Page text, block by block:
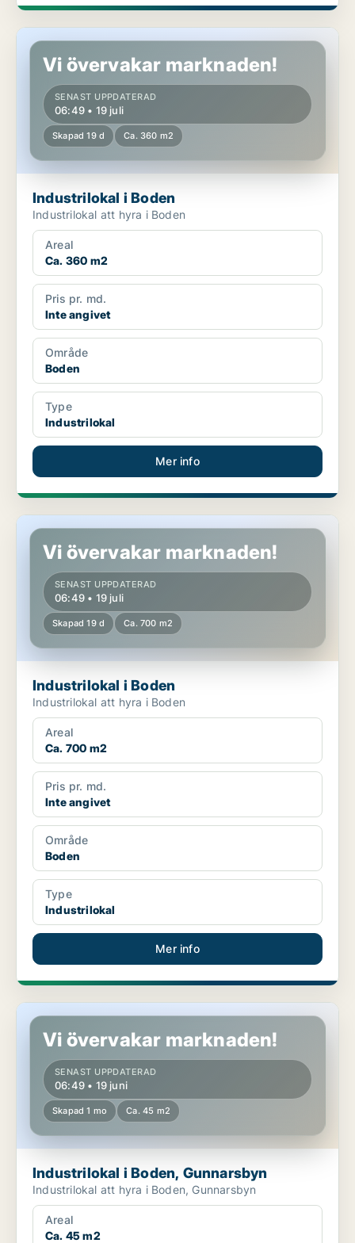
Industrilokal i Boden
Vi övervakar marknaden!
SENAST UPPDATERAD
06:49 • 19 juli
Skapad 19 d Ca. 360 m2
Industrilokal i Boden
Industrilokal att hyra i Boden
Areal
Ca. 360 m2
Pris pr. md.
Inte angivet
Område
Boden
Type
Industrilokal
Mer info
Industrilokal i Boden
Vi övervakar marknaden!
SENAST UPPDATERAD
06:49 • 19 juli
Skapad 19 d Ca. 700 m2
Industrilokal i Boden
Industrilokal att hyra i Boden
Areal
Ca. 700 m2
Pris pr. md.
Inte angivet
Område
Boden
Type
Industrilokal
Mer info
Industrilokal i Boden, Gunnarsbyn
Vi övervakar marknaden!
SENAST UPPDATERAD
06:49 • 19 juni
Skapad 1 mo Ca. 45 m2
Industrilokal i Boden, Gunnarsbyn
Industrilokal att hyra i Boden, Gunnarsbyn
Areal
Ca. 45 m2